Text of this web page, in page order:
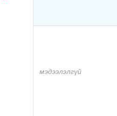
мэдээлэлгүй